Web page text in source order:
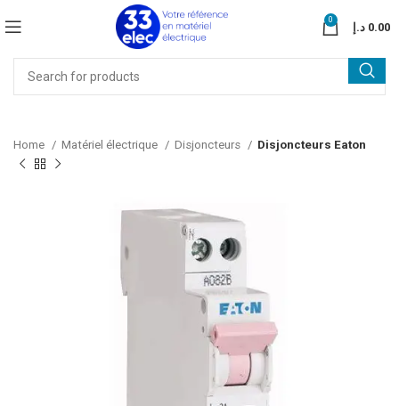
0
0.00 د.إ
Home Matériel électrique Disjoncteurs Disjoncteurs Eaton